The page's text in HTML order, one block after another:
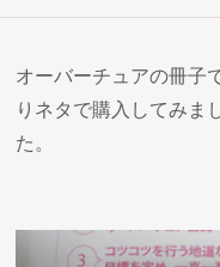
オーバーチュアの冊子
りネタで購入してみま
た。